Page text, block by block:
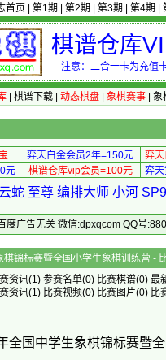
首页 第1期 第2期 第3期 第4期
棋谱仓库
注意：二合一卡为充值
| 棋谱下载| 动态棋盘| 象棋赛事| 象
弈天白金会员2年=150元
弈
元
棋谱仓库vip会员=100元 弈
蛇 至尊 编排大师 小河
度广告无关 微信:dpxqcom QQ号
生象棋锦标赛暨全国小学生
资讯(1) 参赛名单(0) 比赛棋谱(0) 最
资讯(1) 比赛视频(0) 比赛图片(0) 比
全国中学生象棋锦标赛暨